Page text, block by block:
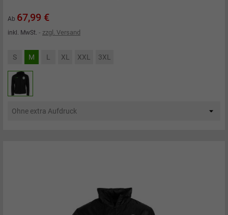
Ab Preis
67,99 €
inkl. MwSt. zzgl. Versand
S M L XL XXL 3XL